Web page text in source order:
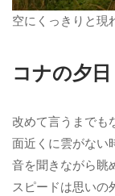
空にくっきりと現
コナの夕日
改めて言うまでも
面近くに雲がない
音を聞きながら眺
スピードは思いの